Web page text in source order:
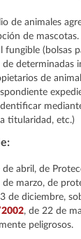
de animales
de mascotas.
fungible (bolsas
determinadas
de
titularidad, etc.)
de abril, de
de marzo, de
de diciembre,
, de 22 de
peligrosos.